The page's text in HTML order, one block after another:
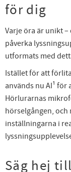
för dig
Varje öra är unikt
påverka
utformats med
Istället för att
används nu AI¹
Hörlurarnas
hörselgången,
inställningarna i
Säg hej